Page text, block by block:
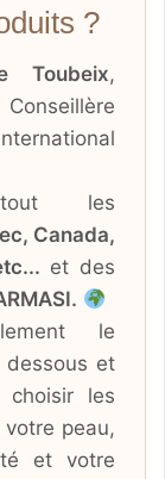
?
Toubeix,
tout les
Canada,
et des
le
et
les
peau,
et votre